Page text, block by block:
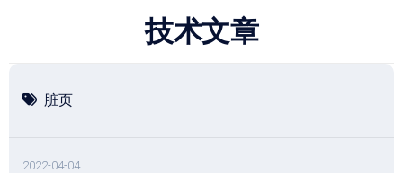
技术文章
脏页
2022-04-04